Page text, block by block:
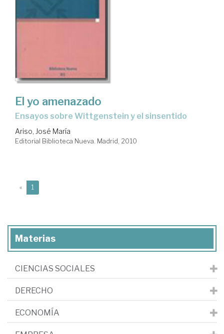
El yo amenazado
ensayos sobre Wittgenstein y el sinsentido
Ariso, José María
Editorial Biblioteca Nueva. Madrid, 2010
« 1
Materias
CIENCIAS SOCIALES
DERECHO
ECONOMÍA